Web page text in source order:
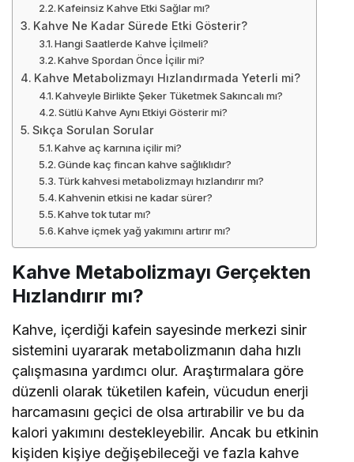
Kafeinsiz Kahve Etki Sağlar mı?
Kahve Ne Kadar Sürede Etki Gösterir?
Hangi Saatlerde Kahve İçilmeli?
Kahve Spordan Önce İçilir mi?
Kahve Metabolizmayı Hızlandırmada Yeterli mi?
Kahveyle Birlikte Şeker Tüketmek Sakıncalı mı?
Sütlü Kahve Aynı Etkiyi Gösterir mi?
Sıkça Sorulan Sorular
Kahve aç karnına içilir mi?
Günde kaç fincan kahve sağlıklıdır?
Türk kahvesi metabolizmayı hızlandırır mı?
Kahvenin etkisi ne kadar sürer?
Kahve tok tutar mı?
Kahve içmek yağ yakımını artırır mı?
Kahve Metabolizmayı Gerçekten
Hızlandırır mı?
Kahve, içerdiği kafein sayesinde merkezi sinir
sistemini uyararak metabolizmanın daha hızlı
çalışmasına yardımcı olur. Araştırmalara göre
düzenli olarak tüketilen kafein, vücudun enerji
harcamasını geçici de olsa artırabilir ve bu da
kalori yakımını destekleyebilir. Ancak bu etkinin
kişiden kişiye değişebileceği ve fazla kahve